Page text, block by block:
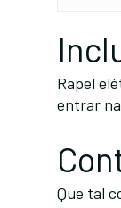
Rapel
entrar
Que tal